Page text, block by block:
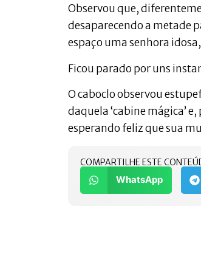
Observou que,
desaparecendo a metade
espaço uma senhora
Ficou parado por uns
O caboclo observou
daquela ‘cabine mágica’
esperando feliz que sua
COMPARTILHE ESTE
WhatsApp